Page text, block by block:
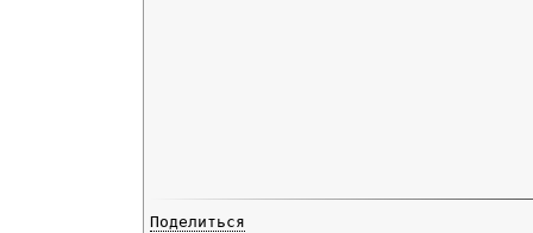
Поделиться